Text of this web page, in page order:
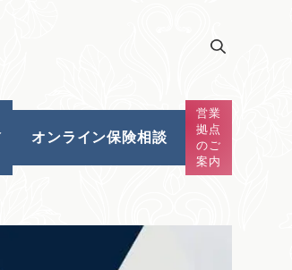
オンライン保険相談
営業
拠点
のご
案内